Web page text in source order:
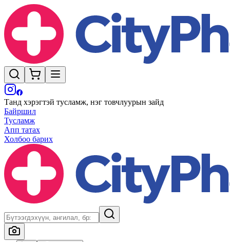
Танд хэрэгтэй тусламж, нэг товчлуурын зайд
Байршил
Тусламж
Апп татах
Холбоо барих